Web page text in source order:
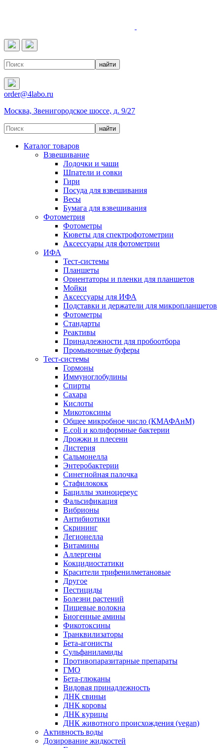
order@4labo.ru
Москва, Звенигородское шоссе, д. 9/27
Каталог товаров
Взвешивание
Лодочки и чаши
Шпатели и совки
Гири
Посуда для взвешивания
Весы
Бумага для взвешивания
Фотометрия
Фотометры
Кюветы для спектрофотометрии
Аксессуары для фотометрии
ИФА
Тест-системы
Планшеты
Ориентаторы и пленки для планшетов
Мойки
Аксессуары для ИФА
Подставки и держатели для микропланшетов
Фотометры
Стандарты
Реактивы
Принадлежности для пробоотбора
Промывочные буферы
Тест-системы
Гормоны
Иммуноглобулины
Спирты
Сахара
Кислоты
Микотоксины
Общее микробное число (КМАФАнМ)
E.coli и колиформные бактерии
Дрожжи и плесени
Листерия
Сальмонелла
Энтеробактерии
Синегнойная палочка
Стафилококк
Бациллы эхиноцереус
Фальсификация
Вибрионы
Антибиотики
Скрининг
Легионелла
Витамины
Аллергены
Кокцидиостатики
Красители трифенилметановые
Другое
Пестициды
Болезни растений
Пищевые волокна
Биогенные амины
Фикотоксины
Транквилизаторы
Бета-агонисты
Сульфаниламиды
Противопаразитарные препараты
ГМО
Бета-глюканы
Видовая принадлежность
ДНК свиньи
ДНК коровы
ДНК курицы
ДНК животного происхождения (vegan)
Активность воды
Дозирование жидкостей